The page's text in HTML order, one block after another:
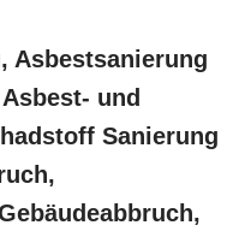
Asbestsanierung
und
Sanierung